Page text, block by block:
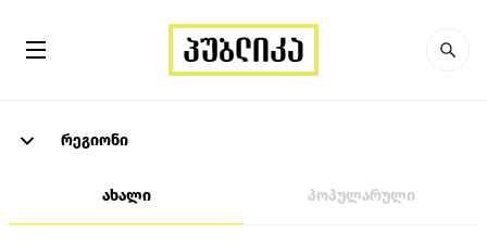
რეგიონი
ახალი პოპულარული